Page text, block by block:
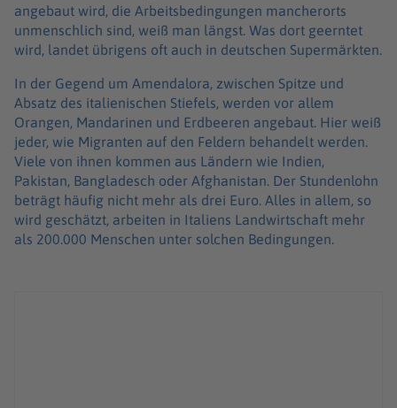
angebaut wird, die Arbeitsbedingungen mancherorts
unmenschlich sind, weiß man längst. Was dort geerntet
wird, landet übrigens oft auch in deutschen Supermärkten.
In der Gegend um Amendalora, zwischen Spitze und
Absatz des italienischen Stiefels, werden vor allem
Orangen, Mandarinen und Erdbeeren angebaut. Hier weiß
jeder, wie Migranten auf den Feldern behandelt werden.
Viele von ihnen kommen aus Ländern wie Indien,
Pakistan, Bangladesch oder Afghanistan. Der Stundenlohn
beträgt häufig nicht mehr als drei Euro. Alles in allem, so
wird geschätzt, arbeiten in Italiens Landwirtschaft mehr
als 200.000 Menschen unter solchen Bedingungen.